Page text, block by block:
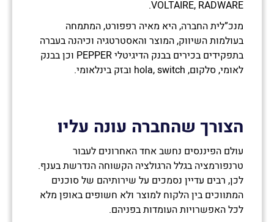
VOLTAIRE, RADWARE.
מנכ”לית החברה, היא מאיה רפפורט, המתמחה
בעולמות השיווק, המוצר והאסטרטגיה וכיהנה בעברה
בתפקידים בכירים בבנק הדיגיטלי PEPPER וכן בבנק
לאומי, סלקום, hola, switch ובזק בינלאומי.
הצורך שהחברה עונה עליו
עולם הפיננסים נחשב אחד האחרונים לעבור
טרנפורמציה בגלל הרגולציה הקשוחה הנדרשת בענף.
לכן, רבים עדיין נסמכים על שירותיהם של סוכנים
המתווכים בין הלקוח למוצר ולא חשופים באופן מלא
לכל האפשרויות העומדות בפניהם.